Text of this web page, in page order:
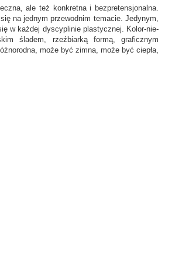
ale też konkretna i bezpretensjonalna.
na jednym przewodnim temacie. Jedynym,
w każdej dyscyplinie plastycznej. Kolor-nie-
śladem, rzeźbiarką formą, graficznym
może być zimna, może być ciepła,